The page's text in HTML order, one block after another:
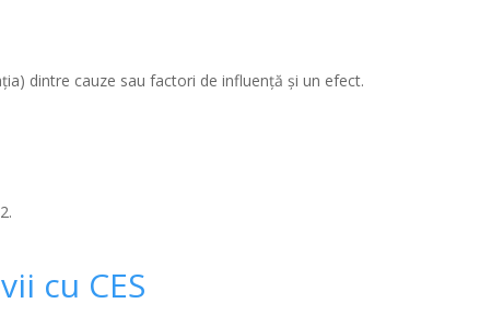
dintre cauze sau factori de influență și un efect.
cu CES